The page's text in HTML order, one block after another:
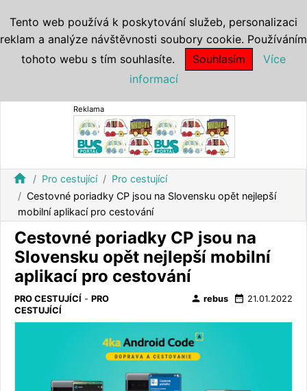
Reklama
home Pro cestující
Pro cestující
Cestovné poriadky CP jsou na Slovensku opět nejlepší
mobilní aplikací pro cestování
Cestovné poriadky CP jsou na
Slovensku opět nejlepší mobilní
aplikací pro cestování
PRO CESTUJÍCÍ - PRO
CESTUJÍCÍ
person rebus date_range 21.01.2022
Tento web používá k poskytování služeb, personalizaci
reklam a analýze návštěvnosti soubory cookie. Používáním
tohoto webu s tím souhlasíte.
Souhlasím
Více
informací